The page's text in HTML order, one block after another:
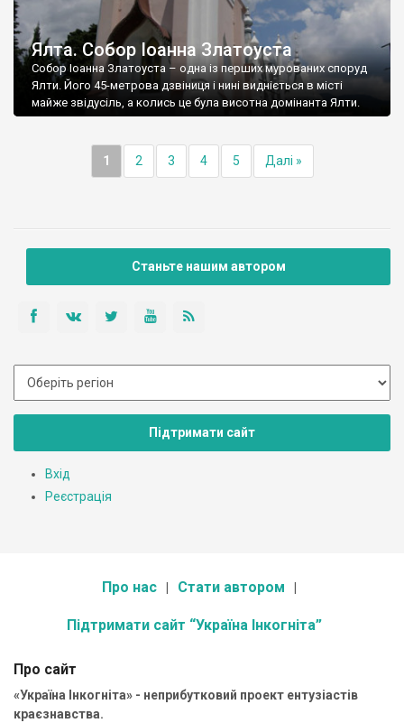
Ялта. Собор Іоанна Златоуста
Собор Іоанна Златоуста – одна із перших мурованих споруд
Ялти. Його 45-метрова дзвіниця і нині видніється в місті
майже звідусіль, а колись це була висотна домінанта Ялти.
1 2 3 4 5 Далі »
Станьте нашим автором
Підтримати сайт
Вхід
Реєстрація
Про нас Стати автором
Підтримати сайт “Україна Інкогніта”
Про сайт
«Україна Інкогніта» - неприбутковий проект ентузіастів
краєзнавства.